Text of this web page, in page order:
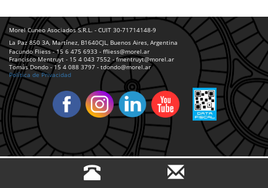
Morel Cuneo Asociados S.R.L. - CUIT 30-71714148-9
La Paz 850 3A, Martínez, B1640CJL, Buenos Aires, Argentina
Facundo Fliess - 15 6 475 6933 - ffliess@morel.ar
Francisco Mentruyt - 15 4 043 7552 - fmentruyt@morel.ar
Tomás Dondo - 15 4 088 3797 - tdondo@morel.ar
Política de Privacidad